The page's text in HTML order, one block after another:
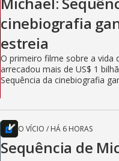
cinebiografia
estreia
O primeiro filme sobre a vida
arrecadou mais de US$ 1
Sequência da cinebiografia
O VÍCIO / HÁ 6 HORAS
Sequência de